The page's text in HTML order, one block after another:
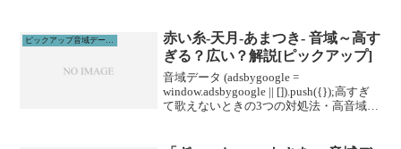
赤い糸-天月-あまつき- 音域～高す
ぎる？広い？解説[ピックアップ]
音域データ (adsbygoogle =
window.adsbygoogle || []).push({});高すぎ
て歌えないときの3つの対処法・高音域を